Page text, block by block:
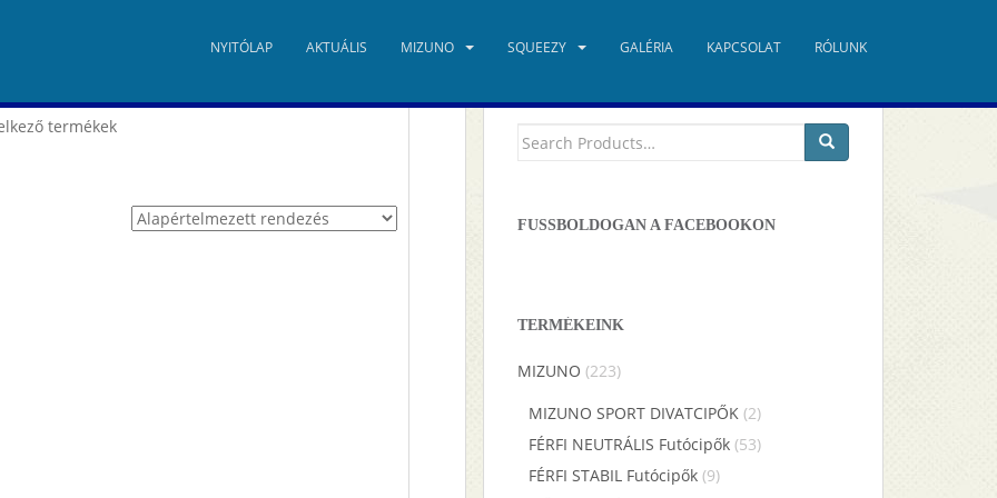
NYITÓLAP AKTUÁLIS MIZUNO SQUEEZY GALÉRIA KAPCSOLAT RÓLUNK
termékek
Keresés
FUSSBOLDOGAN A FACEBOOKON
TERMÉKEINK
MIZUNO (223)
MIZUNO SPORT DIVATCIPŐK (2)
FÉRFI NEUTRÁLIS Futócipők (53)
FÉRFI STABIL Futócipők (9)